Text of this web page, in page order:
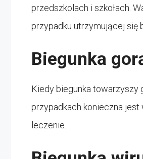
przedszkolach i szkołach.
przypadku utrzymującej się
Biegunka
Kiedy biegunka towarzyszy
przypadkach konieczna
leczenie.